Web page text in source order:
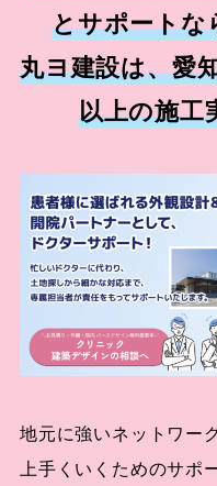
とサポートな
丸ヨ建設は、愛
以上の施工
地元に強いネットワー
上手くいくためのサポ